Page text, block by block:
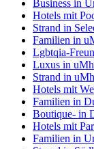
Business in
Hotels mit
Strand in
Familien in
Lgbtqia-
Luxus in
Strand in
Hotels mit
Familien in
Boutique- in
Hotels mit
Familien in